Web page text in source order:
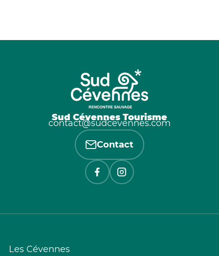
Sud Cévennes Tourisme
contact@sudcevennes.com
Contact
Les Cévennes